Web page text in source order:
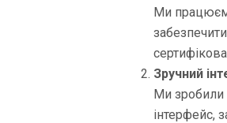
Ми
Зручний
Ми зробили
інтерфейс,